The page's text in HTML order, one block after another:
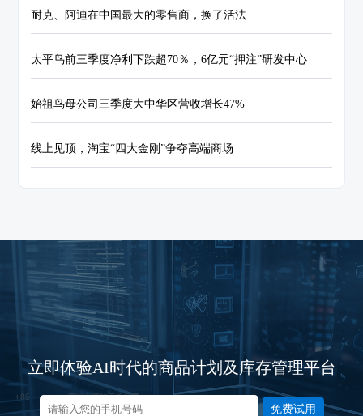
耐克、阿迪在中国最大的零售商，换了活法
太平鸟前三季度净利下跌超70％，6亿元“押注”研发中心
始祖鸟母公司三季度大中华区营收增长47%
线上见顶，淘宝“四大金刚”争夺高端商场
立即体验AI时代的商品计划及库存管理平台
免费试用